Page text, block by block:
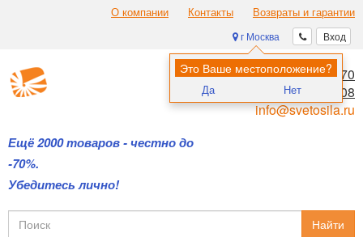
О компании Контакты Возвраты и гарантии
Вход
г Москва
Это Ваше местоположение?
Да Нет
Ещё 2000 товаров - честно до
-70%.
Убедитесь лично!
8 (495) 970-00-70
8 (800) 700-11-08
info@svetosila.ru
Найти